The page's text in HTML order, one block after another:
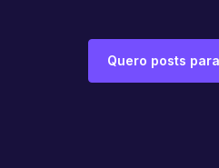
Quero posts